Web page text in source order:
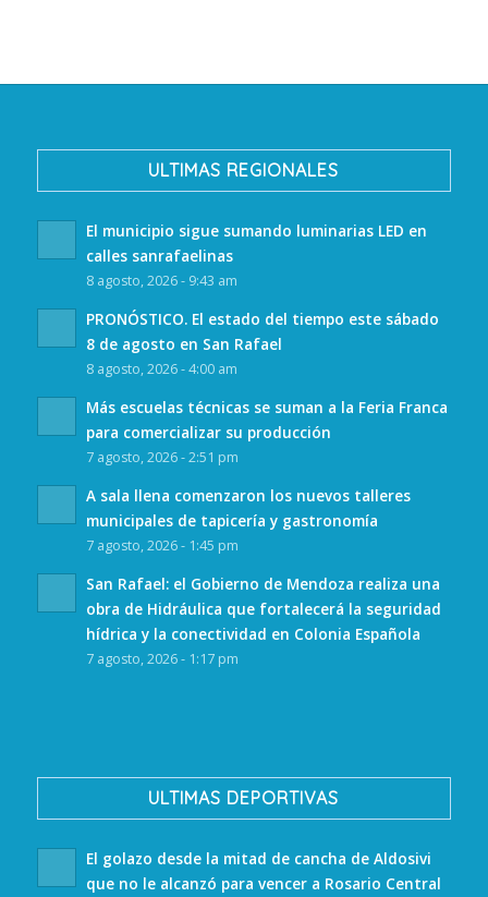
ULTIMAS REGIONALES
El municipio sigue sumando luminarias LED en
calles sanrafaelinas
8 agosto, 2026 - 9:43 am
PRONÓSTICO. El estado del tiempo este sábado
8 de agosto en San Rafael
8 agosto, 2026 - 4:00 am
Más escuelas técnicas se suman a la Feria Franca
para comercializar su producción
7 agosto, 2026 - 2:51 pm
A sala llena comenzaron los nuevos talleres
municipales de tapicería y gastronomía
7 agosto, 2026 - 1:45 pm
San Rafael: el Gobierno de Mendoza realiza una
obra de Hidráulica que fortalecerá la seguridad
hídrica y la conectividad en Colonia Española
7 agosto, 2026 - 1:17 pm
ULTIMAS DEPORTIVAS
El golazo desde la mitad de cancha de Aldosivi
que no le alcanzó para vencer a Rosario Central